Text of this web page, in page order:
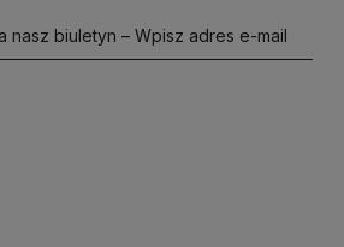
nasz biuletyn – Wpisz adres e-mail